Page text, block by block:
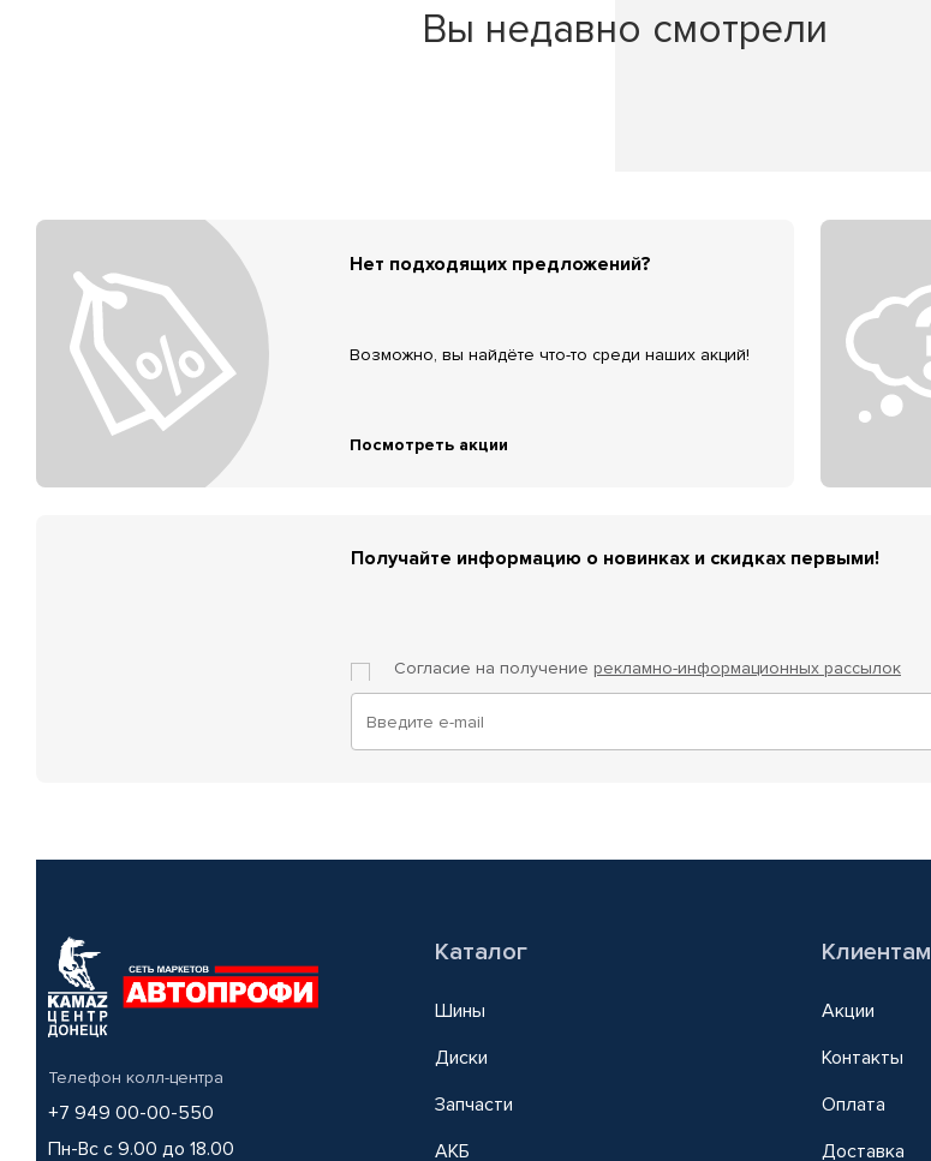
Вы недавно смотрели
Нет подходящих предложений?
Возможно, вы найдёте что-то среди наших акций!
Посмотреть акции
Получайте информацию о новинках и скидках первыми!
Согласие на получение рекламно-информационных рассылок
Телефон колл-центра
+7 949 00-00-550
Пн-Вс с 9.00 до 18.00
Каталог
Шины
Диски
Запчасти
АКБ
Клиентам
Акции
Контакты
Оплата
Доставка